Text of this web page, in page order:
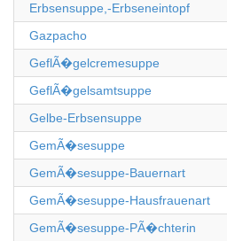
Erbsensuppe,-Erbseneintopf
Gazpacho
GeflÃ�gelcremesuppe
GeflÃ�gelsamtsuppe
Gelbe-Erbsensuppe
GemÃ�sesuppe
GemÃ�sesuppe-Bauernart
GemÃ�sesuppe-Hausfrauenart
GemÃ�sesuppe-PÃ�chterin